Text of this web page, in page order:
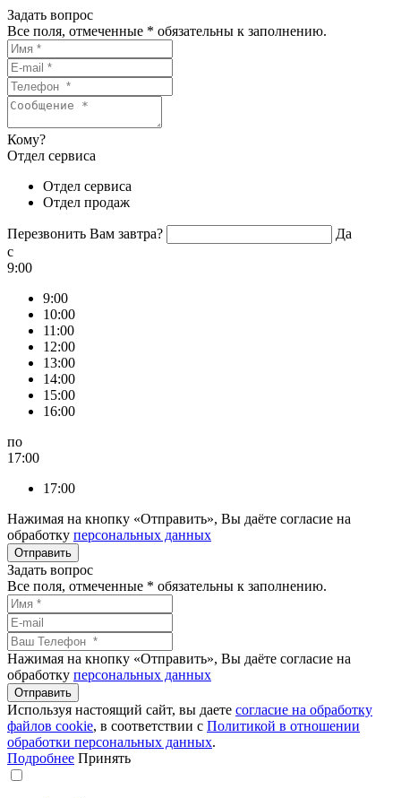
Задать вопрос
Все поля, отмеченные * обязательны к заполнению.
Кому?
Отдел сервиса
Отдел сервиса
Отдел продаж
Перезвонить Вам завтра?
Да
c
9:00
9:00
10:00
11:00
12:00
13:00
14:00
15:00
16:00
по
17:00
17:00
Нажимая на кнопку «Отправить», Вы даёте согласие на
обработку персональных данных
Задать вопрос
Все поля, отмеченные * обязательны к заполнению.
Нажимая на кнопку «Отправить», Вы даёте согласие на
обработку персональных данных
Используя настоящий сайт, вы даете согласие на обработку
файлов сookie, в соответствии с Политикой в отношении
обработки персональных данных.
Подробнее Принять